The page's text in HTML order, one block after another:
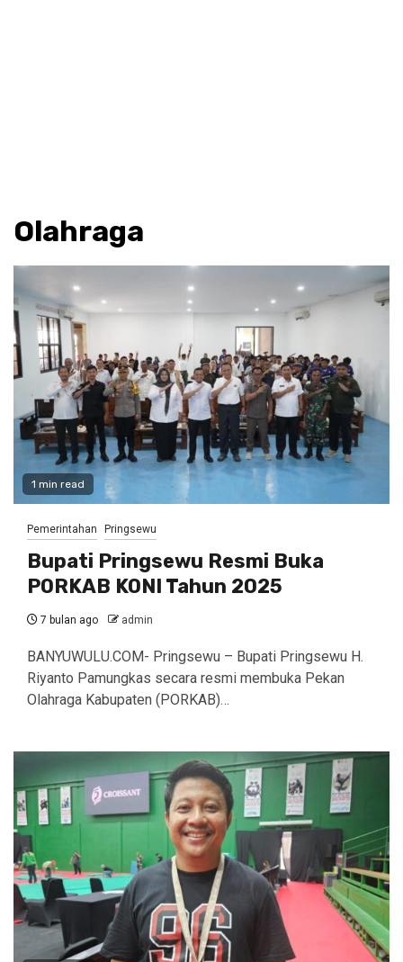
Olahraga
1 min read
Pemerintahan Pringsewu
Bupati Pringsewu Resmi Buka
PORKAB KONI Tahun 2025
7 bulan ago admin
BANYUWULU.COM- Pringsewu – Bupati Pringsewu H.
Riyanto Pamungkas secara resmi membuka Pekan
Olahraga Kabupaten (PORKAB)…